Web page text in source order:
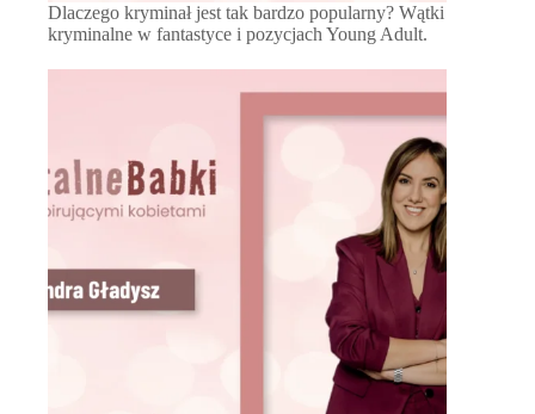
Dlaczego kryminał jest tak bardzo popularny? Wątki
kryminalne w fantastyce i pozycjach Young Adult.